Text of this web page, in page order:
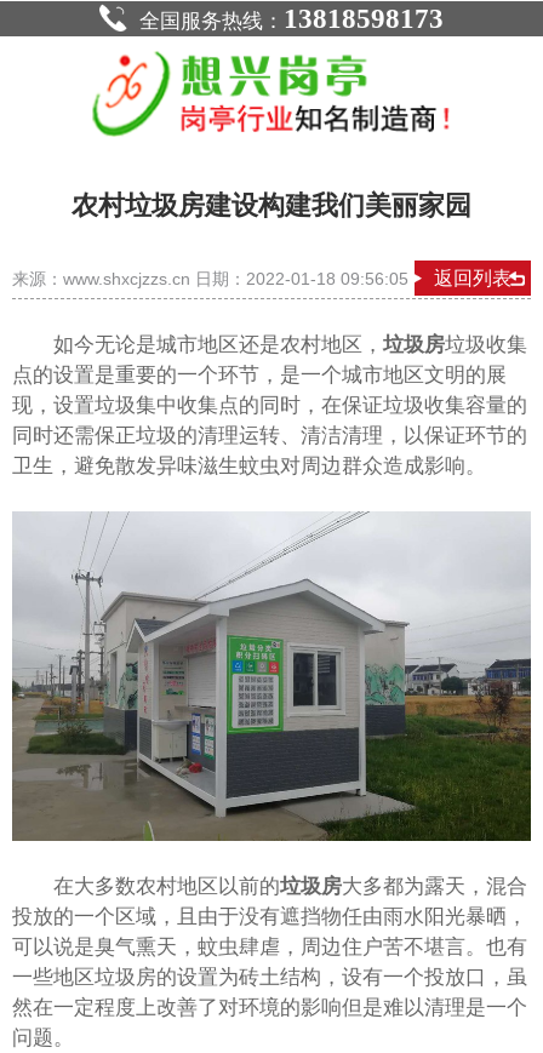
全国服务热线： 13818598173
农村垃圾房建设构建我们美丽家园
返回列表
来源：www.shxcjzzs.cn 日期：2022-01-18 09:56:05
如今无论是城市地区还是农村地区，垃圾房垃圾收集
点的设置是重要的一个环节，是一个城市地区文明的展
现，设置垃圾集中收集点的同时，在保证垃圾收集容量的
同时还需保正垃圾的清理运转、清洁清理，以保证环节的
卫生，避免散发异味滋生蚊虫对周边群众造成影响。
在大多数农村地区以前的垃圾房大多都为露天，混合
投放的一个区域，且由于没有遮挡物任由雨水阳光暴晒，
可以说是臭气熏天，蚊虫肆虐，周边住户苦不堪言。也有
一些地区垃圾房的设置为砖土结构，设有一个投放口，虽
然在一定程度上改善了对环境的影响但是难以清理是一个
问题。